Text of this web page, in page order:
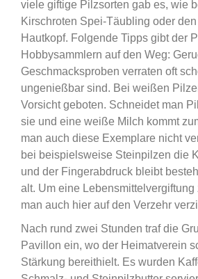
viele giftige Pilzsorten gab es, wie
Kirschroten Spei-Täubling oder
Hautkopf. Folgende Tipps gibt der
Hobbysammlern auf den Weg:
Geschmacksproben verraten oft
ungenießbar sind. Bei weißen
Vorsicht geboten. Schneidet man
sie und eine weiße Milch kommt
man auch diese Exemplare nicht
bei beispielsweise Steinpilzen die
und der Fingerabdruck bleibt
alt. Um eine
man auch hier auf den Verzehr
Nach rund zwei Stunden traf die
Pavillon ein, wo der Heimatverein
Stärkung bereithielt. Es wurden